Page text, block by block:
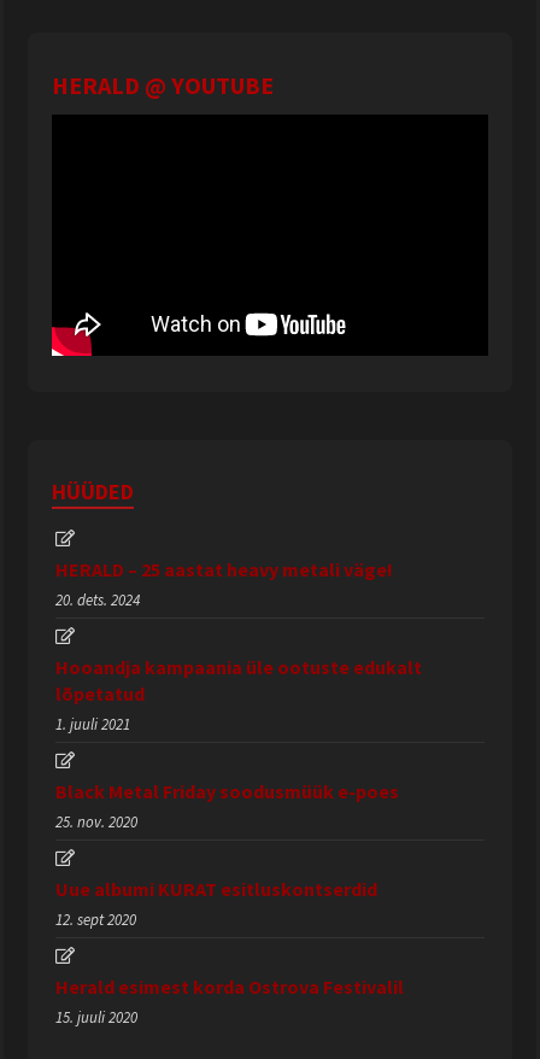
HERALD @ YOUTUBE
HÜÜDED
HERALD – 25 aastat heavy metali väge!
20. dets. 2024
Hooandja kampaania üle ootuste edukalt
lõpetatud
1. juuli 2021
Black Metal Friday soodusmüük e-poes
25. nov. 2020
Uue albumi KURAT esitluskontserdid
12. sept 2020
Herald esimest korda Ostrova Festivalil
15. juuli 2020